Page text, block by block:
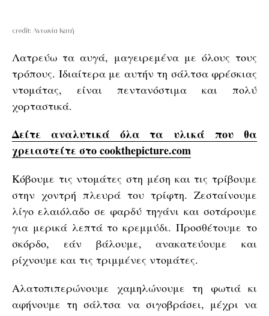
credit: Αντωνία Κατή
Λατρεύω τα αυγά, μαγειρεμένα με όλους τους
τρόπους. Ιδιαίτερα με αυτήν τη σάλτσα φρέσκιας
ντομάτας, είναι πεντανόστιμα και πολύ
χορταστικά.
Δείτε αναλυτικά όλα τα υλικά που θα
χρειαστείτε στο cookthepicture.com
Κόβουμε τις ντομάτες στη μέση και τις τρίβουμε
στην χοντρή πλευρά του τρίφτη. Ζεσταίνουμε
λίγο ελαιόλαδο σε φαρδύ τηγάνι και σοτάρουμε
για μερικά λεπτά το κρεμμύδι. Προσθέτουμε το
σκόρδο, εάν βάλουμε, ανακατεύουμε και
ρίχνουμε και τις τριμμένες ντομάτες.
Αλατοπιπερώνουμε χαμηλώνουμε τη φωτιά κι
αφήνουμε τη σάλτσα να σιγοβράσει, μέχρι να